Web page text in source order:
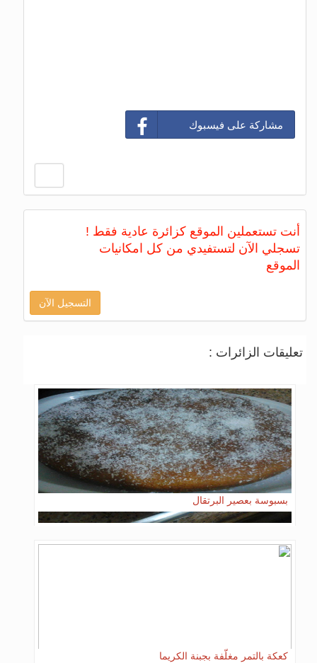
مشاركة على فيسبوك
أنت تستعملين الموقع كزائرة عادية فقط !
تسجلي الآن لتستفيدي من كل امكانيات
الموقع
التسجيل الآن
تعليقات الزائرات :
بسبوسة بعصير البرتقال
كعكة بالتمر مغلّفة بجبنة الكريما